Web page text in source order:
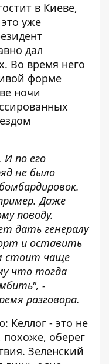
в Киеве,
уже
дал
Во время него
форме
ночи
И по его
не было
Даже
поводу.
дать генералу
и оставить
стоит чаще
что тогда
-
разговора.
Келлог - это не
похоже, оберег
Зеленский